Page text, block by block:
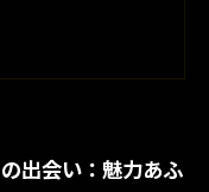
知県のマルチー
出会い：魅力あふ